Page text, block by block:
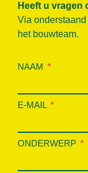
Heeft u vragen
Via
het bouwteam.
NAAM
E-MAIL
ONDERWERP